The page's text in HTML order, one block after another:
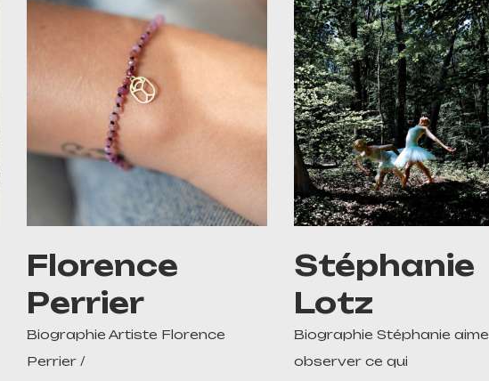
Florence
Perrier
Biographie Artiste Florence
Perrier /
Stéphanie
Lotz
Biographie Stéphanie aime
observer ce qui